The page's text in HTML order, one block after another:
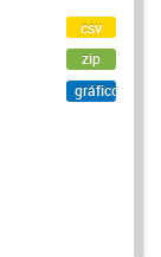
csv
zip
gráfico